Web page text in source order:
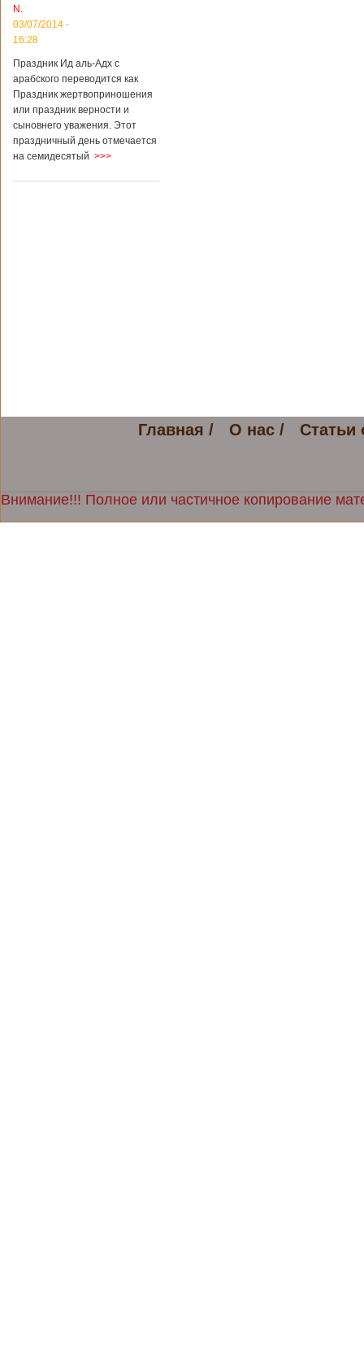
N.
03/07/2014 -
16:28
Праздник Ид аль-Адх с
арабского переводится как
Праздник жертвоприношения
или праздник верности и
сыновнего уважения. Этот
праздничный день отмечается
на семидесятый >>>
Главная / О нас / Статьи
Внимание!!! Полное или частичное копирование